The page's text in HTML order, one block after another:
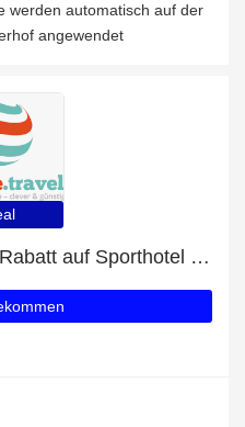
werden automatisch auf der
angewendet
Profitieren Sie von 10% Rabatt auf Sporthotel Royer und andere 84-Angebote